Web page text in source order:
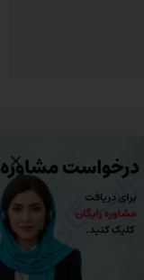
سلامت
سپهر سلامت
می توانید شنبه تا چهارشنبه از ساعت 8 صبح الی 8 شب و پنج شنبه
آدرس:مشهد-کوثر شمالی بین 2 و 4 ساختمان پزشکان